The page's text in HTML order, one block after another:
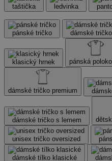
taštička ledvinka
pánské tričko dámské tričko
klasický hrnek pánská
dámské tričko premium
dámské tričko s lemem
unisex tričko oversized
dámské tílko klasické